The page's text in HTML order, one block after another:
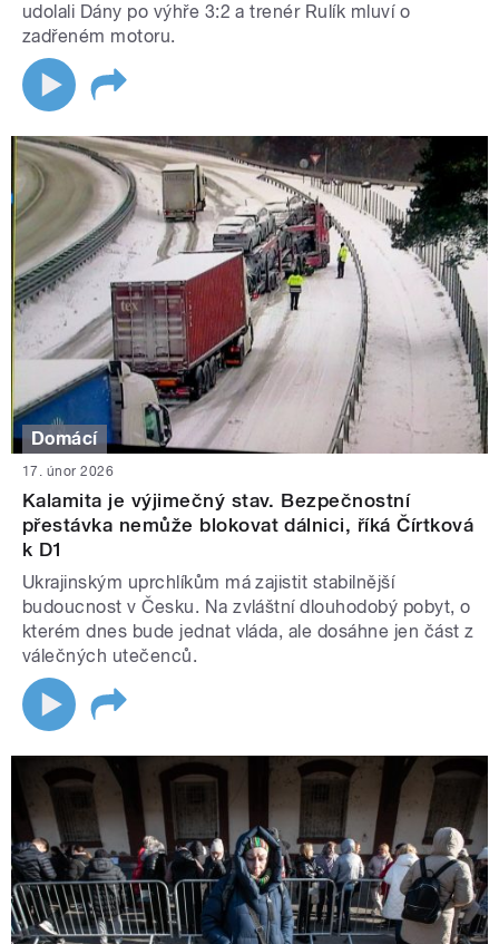
udolali Dány po výhře 3:2 a trenér Rulík mluví o
zadřeném motoru.
Domácí
17. únor 2026
Kalamita je výjimečný stav. Bezpečnostní
přestávka nemůže blokovat dálnici, říká Čírtková
k D1
Ukrajinským uprchlíkům má zajistit stabilnější
budoucnost v Česku. Na zvláštní dlouhodobý pobyt, o
kterém dnes bude jednat vláda, ale dosáhne jen část z
válečných utečenců.